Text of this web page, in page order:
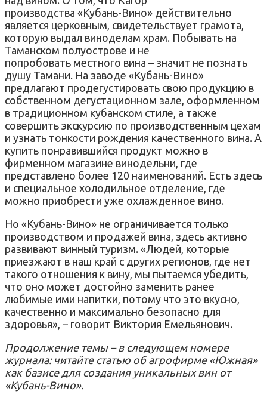
производства «Кубань-Вино» действительно
является церковным, свидетельствует грамота,
которую выдал виноделам храм. Побывать на
Таманском полуострове и не
попробовать местного вина – значит не познать
душу Тамани. На заводе «Кубань-Вино»
предлагают продегустировать свою продукцию в
собственном дегустационном зале, оформленном
в традиционном кубанском стиле, а также
совершить экскурсию по производственным цехам
и узнать тонкости рождения качественного вина. А
купить понравившийся продукт можно в
фирменном магазине винодельни, где
представлено более 120 наименований. Есть здесь
и специальное холодильное отделение, где
можно приобрести уже охлажденное вино.
Но «Кубань-Вино» не ограничивается только
производством и продажей вина, здесь активно
развивают винный туризм. «Людей, которые
приезжают в наш край с других регионов, где нет
такого отношения к вину, мы пытаемся убедить,
что оно может достойно заменить ранее
любимые ими напитки, потому что это вкусно,
качественно и максимально безопасно для
здоровья», – говорит Виктория Емельянович.
Продолжение темы – в следующем номере
журнала: читайте статью об агрофирме «Южная»
как базисе для создания уникальных вин от
«Кубань-Вино».